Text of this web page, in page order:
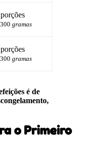
300gramas
300gramas
é de
o Primeiro